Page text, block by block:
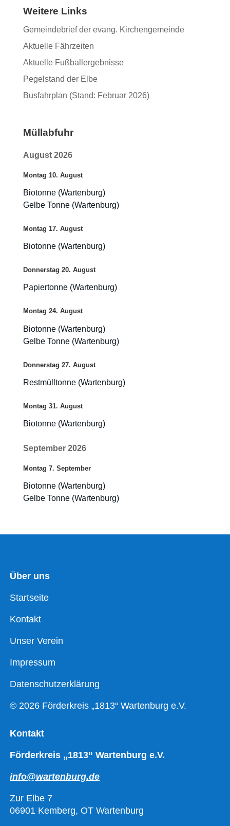
Weitere Links
Gemeindebrief der evang. Kirchengemeinde
Aktuelle Fährzeiten
Aktuelle Fußballergebnisse
Pegelstand der Elbe
Busfahrplan (Stand: Februar 2026)
Müllabfuhr
August 2026
Montag 10. August
Biotonne (Wartenburg)
Gelbe Tonne (Wartenburg)
Montag 17. August
Biotonne (Wartenburg)
Donnerstag 20. August
Papiertonne (Wartenburg)
Montag 24. August
Biotonne (Wartenburg)
Gelbe Tonne (Wartenburg)
Donnerstag 27. August
Restmülltonne (Wartenburg)
Montag 31. August
Biotonne (Wartenburg)
September 2026
Montag 7. September
Biotonne (Wartenburg)
Gelbe Tonne (Wartenburg)
Über uns
Startseite
Kontakt
Unser Verein
Impressum
Datenschutzerklärung
© 2026 Förderkreis „1813“ Wartenburg e.V.
Kontakt
Förderkreis „1813“ Wartenburg e.V.
info@wartenburg.de
Zur Elbe 7
06901 Kemberg, OT Wartenburg